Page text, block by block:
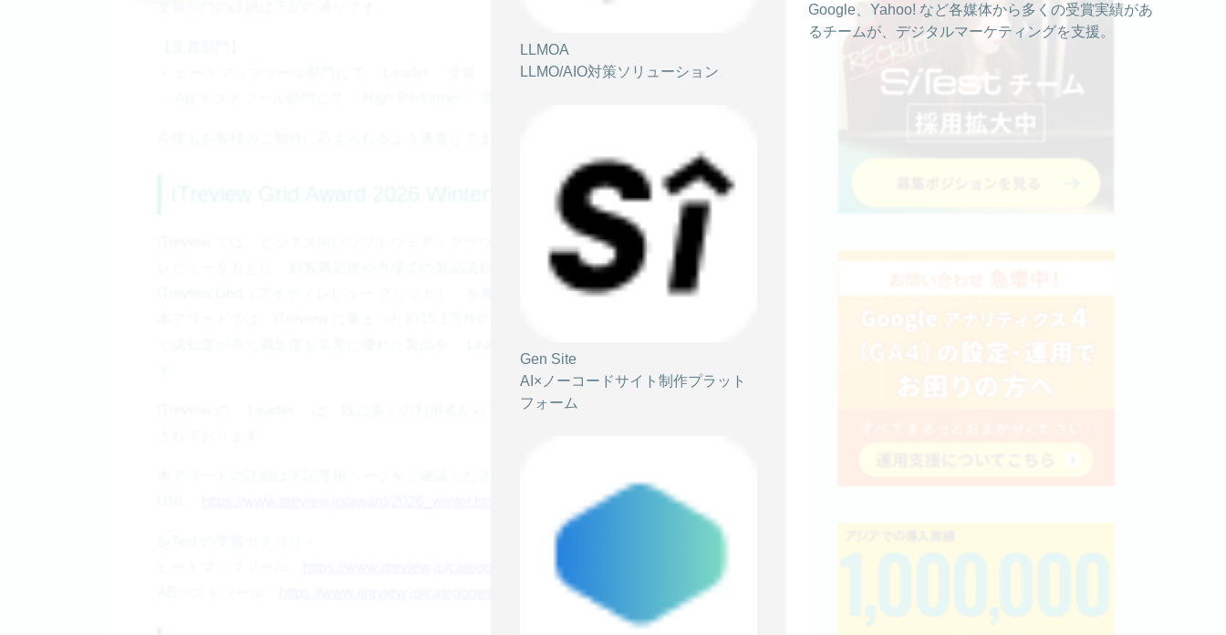
LLMOA
LLMO/AIO対策ソリューション
Gen Site
AI×ノーコードサイト制作プラット
フォーム
Google、Yahoo! など各媒体から多くの受賞実績があ
るチームが、デジタルマーケティングを支援。
ITreview Grid Award 2026 Winter について
ITreview では、ビジネス向けソフトウェア・クラウドサービスについて集まったユーザーの
レビューをもとに、顧客満足度や市場での製品認知度が把握できる独自の四象限マップ「
ITreview Grid（アイティレビュー グリッド）」を展開しています。
ITreview の「 Leader 」は、既に多くの利用者から支持を得ている証であり、名誉ある称号と
https://www.itreview.jp/categories/heat-map